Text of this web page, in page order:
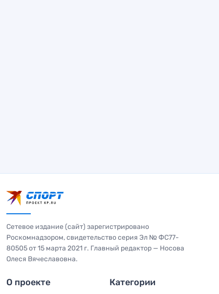
Сетевое издание (сайт) зарегистрировано
Роскомнадзором, свидетельство серия Эл № ФС77-
80505 от 15 марта 2021 г. Главный редактор — Носова
Олеся Вячеславовна.
О проекте Категории